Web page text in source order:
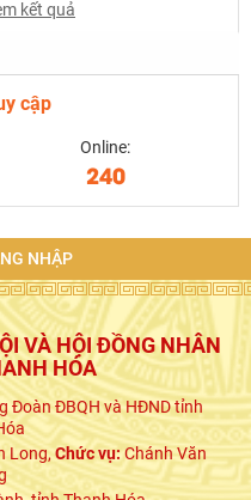
kết quả
cập
Online:
240
NHẬP
VÀ HỘI ĐỒNG NHÂN
HÓA
Đoàn ĐBQH và HĐND tỉnh
Long,Chức vụ:Chánh Văn